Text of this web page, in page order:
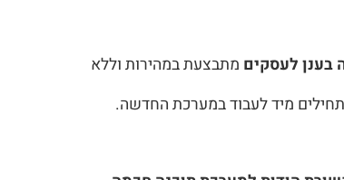
בענן לעסקים מתבצעת במהירות וללא
מיד לעבוד במערכת החדשה.